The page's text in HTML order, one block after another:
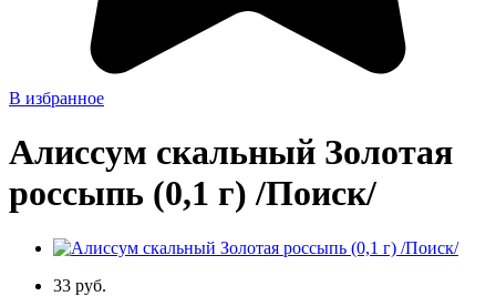
В избранное
Алиссум скальный Золотая
россыпь (0,1 г) /Поиск/
33 руб.